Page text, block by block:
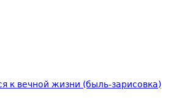
к вечной жизни (быль-зарисовка)